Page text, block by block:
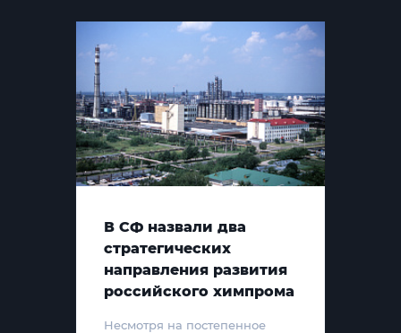
В СФ назвали два
стратегических
направления развития
российского химпрома
Несмотря на постепенное